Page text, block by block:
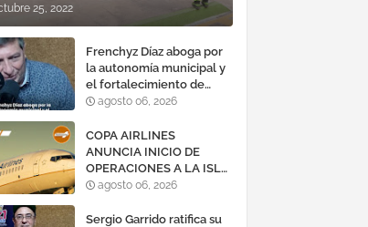
25, 2022
Frenchyz Díaz aboga por
la autonomía municipal y
el fortalecimiento de
servicios públicos
agosto 06, 2026
COPA AIRLINES
ANUNCIA INICIO DE
OPERACIONES A LA ISLA
DE MARGARITA,
agosto 06, 2026
Sergio Garrido ratifica su